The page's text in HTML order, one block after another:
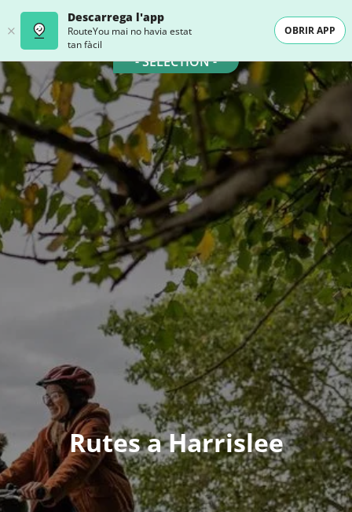
Descarrega l'app
RouteYou mai no havia estat
tan fàcil
OBRIR APP
- SELECTION -
Rutes a Harrislee